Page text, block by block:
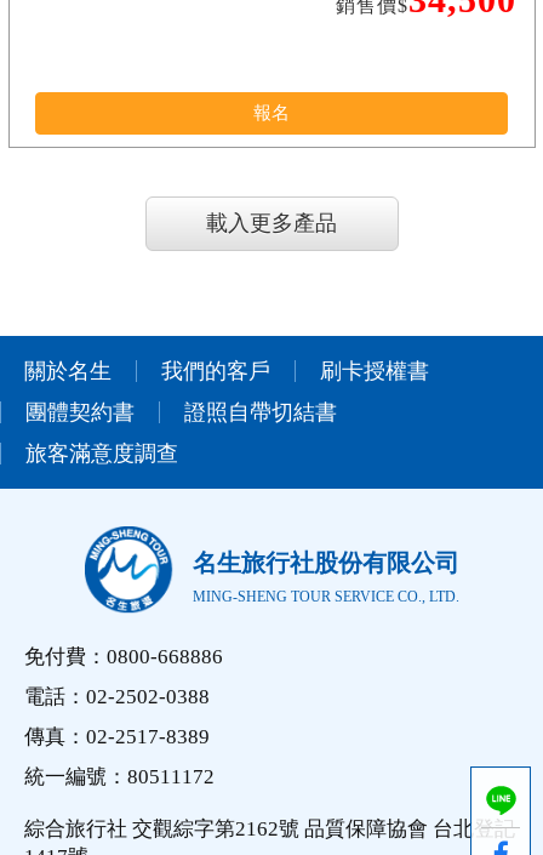
銷售價$
報名
載入更多產品
關於名生 我們的客戶
刷卡授權書
團體契約書
證照自帶切結書
旅客滿意度調查
名生旅行社股份有限公司
MING-SHENG TOUR SERVICE CO., LTD.
免付費：0800-668886
電話：02-2502-0388
傳真：02-2517-8389
統一編號：80511172
綜合旅行社 交觀綜字第2162號 品質保障協會 台北登記